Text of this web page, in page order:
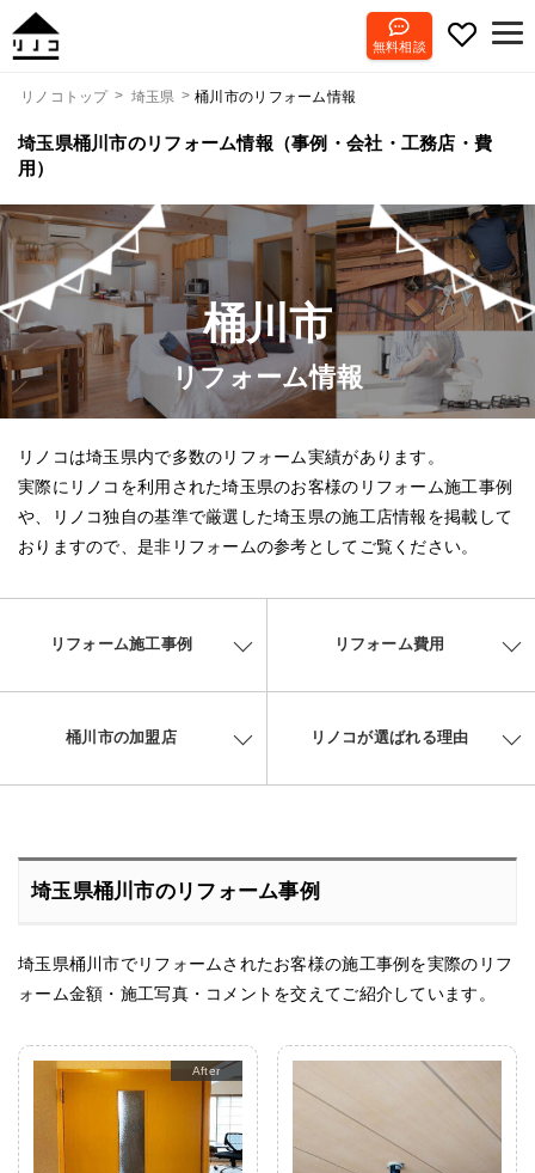
無料相談
リノコトップ 埼玉県 桶川市のリフォーム情報
埼玉県桶川市のリフォーム情報（事例・会社・工務店・費
用）
桶川市
リフォーム情報
リノコは埼玉県内で多数のリフォーム実績があります。
実際にリノコを利用された埼玉県のお客様のリフォーム施工事例
や、リノコ独自の基準で厳選した埼玉県の施工店情報を掲載して
おりますので、是非リフォームの参考としてご覧ください。
リフォーム施工事例 リフォーム費用
桶川市の加盟店 リノコが選ばれる理由
埼玉県桶川市のリフォーム事例
埼玉県桶川市でリフォームされたお客様の施工事例を実際のリフ
ォーム金額・施工写真・コメントを交えてご紹介しています。
After